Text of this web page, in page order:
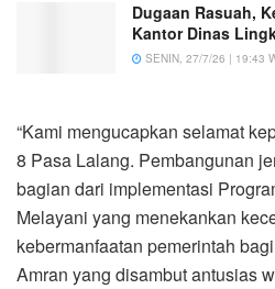
Dugaan Rasuah,
Kantor Dinas
SENIN, 27/7/26 | 19:43
“Kami mengucapkan selamat
8 Pasa Lalang. Pembangunan
bagian dari implementasi
Melayani yang menekankan
kebermanfaatan pemerintah
Amran yang disambut antusias